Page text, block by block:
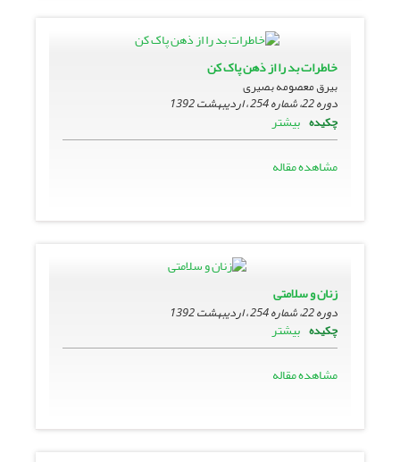
خاطرات بد را از ذهن پاک کن
بیرق معصومه بصیری
دوره 22، شماره 254 ، اردیبهشت 1392
چکیده بیشتر
مشاهده مقاله
زنان و سلامتی
دوره 22، شماره 254 ، اردیبهشت 1392
چکیده بیشتر
مشاهده مقاله